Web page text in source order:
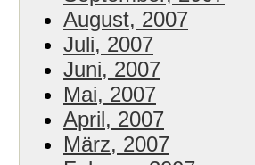
August, 2007
Juli, 2007
Juni, 2007
Mai, 2007
April, 2007
März, 2007